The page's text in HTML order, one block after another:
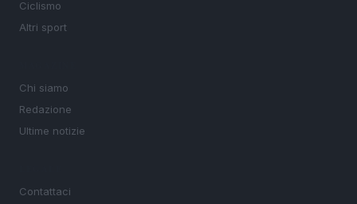
Ciclismo
Altri sport
Chi siamo
Redazione
Ultime notizie
Contattaci